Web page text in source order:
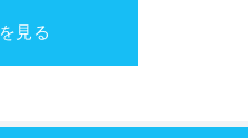
見る